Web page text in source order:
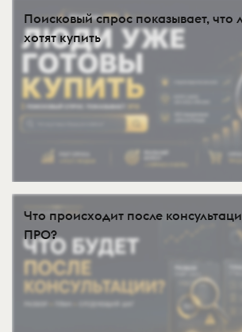
Поисковый спрос показывает,
хотят купить
Что происходит после
ПРО?